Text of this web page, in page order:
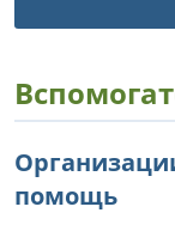
помощь